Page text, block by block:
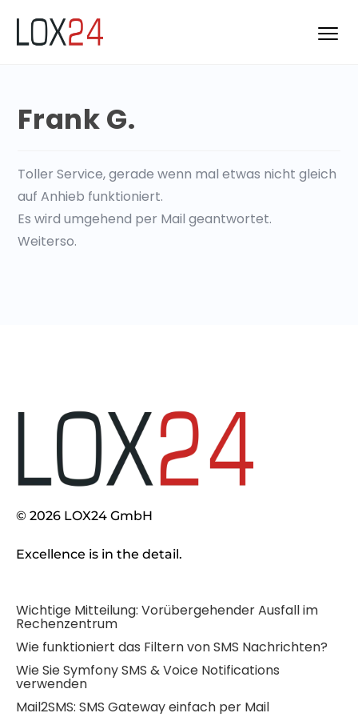
Frank G.
Toller Service, gerade wenn mal etwas nicht gleich
auf Anhieb funktioniert.
Es wird umgehend per Mail geantwortet.
Weiterso.
© 2026 LOX24 GmbH
Excellence is in the detail.
Wichtige Mitteilung: Vorübergehender Ausfall im
Rechenzentrum
Wie funktioniert das Filtern von SMS Nachrichten?
Wie Sie Symfony SMS & Voice Notifications
verwenden
Mail2SMS: SMS Gateway einfach per Mail